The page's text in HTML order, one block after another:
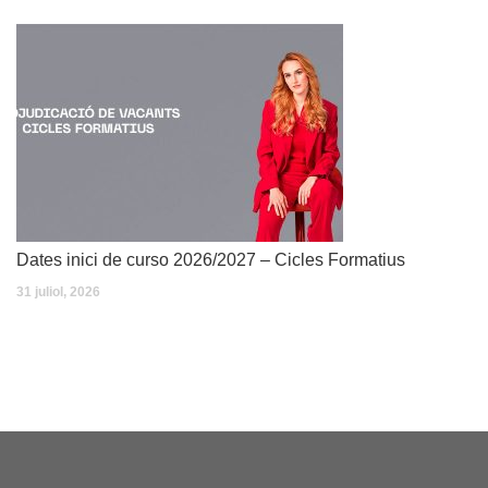
Dates inici de curso 2026/2027 – Cicles Formatius
31 juliol, 2026